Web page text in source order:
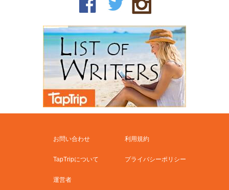
お問い合わせ 利用規約
TapTripについて プライバシーポリシー
運営者